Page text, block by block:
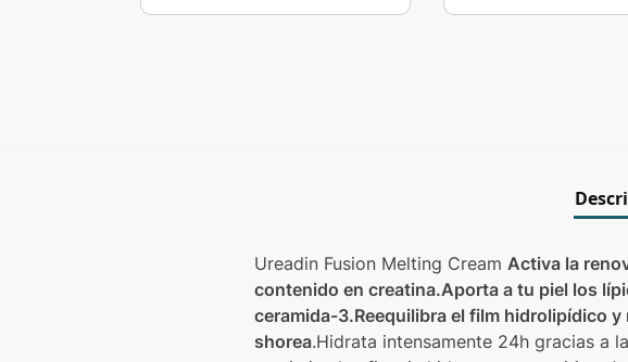
Ureadin Fusion Melting Cream Activa la
contenido en creatina.Aporta a tu piel los
ceramida-3.Reequilibra el film hidrolipídico
shorea.Hidrata intensamente 24h gracias a